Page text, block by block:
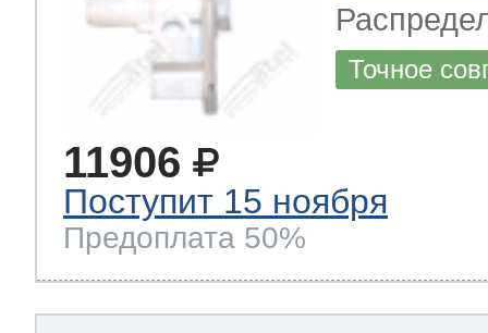
Точное
11906
Поступит 15 ноября
Предоплата 50%